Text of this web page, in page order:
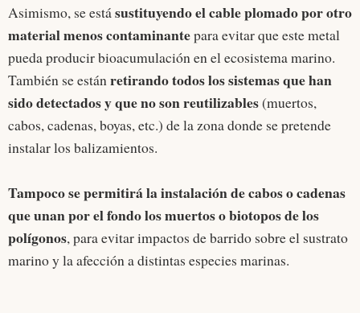
Asimismo, se estásustituyendo el cable plomado por otro
material menos contaminantepara evitar que este metal
pueda producir bioacumulación en el ecosistema marino.
También se estánretirando todos los sistemas que han
sido detectados y que no son reutilizables(muertos,
cabos, cadenas, boyas, etc.) de la zona donde se pretende
instalar los balizamientos.
Tampoco se permitirá la instalación de cabos o cadenas
que unan por el fondo los muertos o biotopos de los
polígonos, para evitar impactos de barrido sobre el sustrato
marino y la afección a distintas especies marinas.